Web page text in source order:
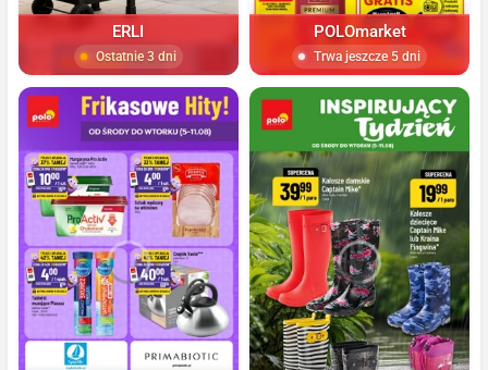
ERLI
Ostatnie 3 dni
POLOmarket
Trwa jeszcze 5 dni